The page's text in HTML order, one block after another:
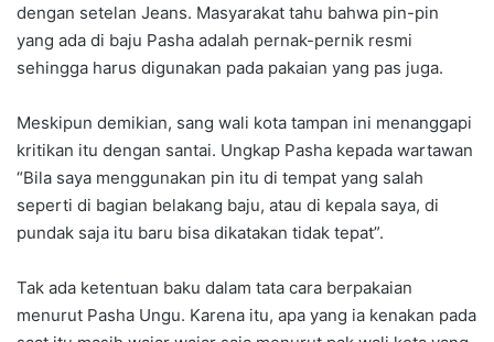
dengan setelan Jeans. Masyarakat tahu bahwa pin-pin
yang ada di baju Pasha adalah pernak-pernik resmi
sehingga harus digunakan pada pakaian yang pas juga.
Meskipun demikian, sang wali kota tampan ini menanggapi
kritikan itu dengan santai. Ungkap Pasha kepada wartawan
“Bila saya menggunakan pin itu di tempat yang salah
seperti di bagian belakang baju, atau di kepala saya, di
pundak saja itu baru bisa dikatakan tidak tepat”.
Tak ada ketentuan baku dalam tata cara berpakaian
menurut Pasha Ungu. Karena itu, apa yang ia kenakan pada